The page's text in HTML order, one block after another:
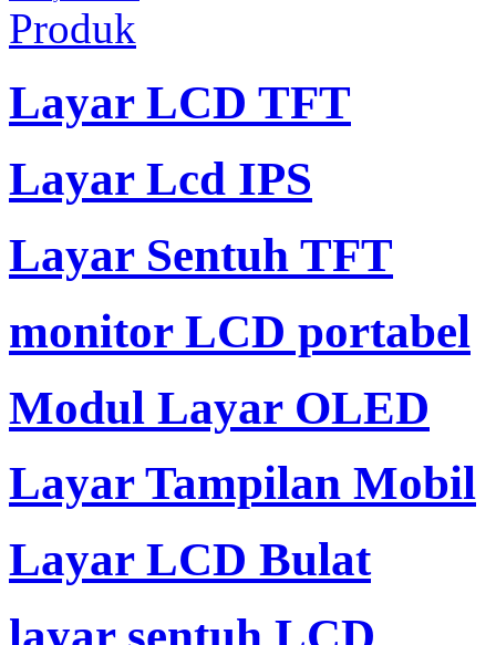
Produk
Layar LCD TFT
Layar Lcd IPS
Layar Sentuh TFT
monitor LCD portabel
Modul Layar OLED
Layar Tampilan Mobil
Layar LCD Bulat